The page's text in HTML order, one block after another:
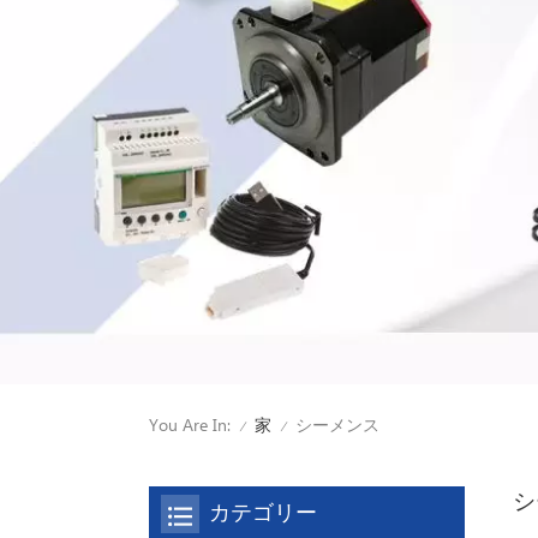
You Are In: / 家 / シーメンス
カテゴリー